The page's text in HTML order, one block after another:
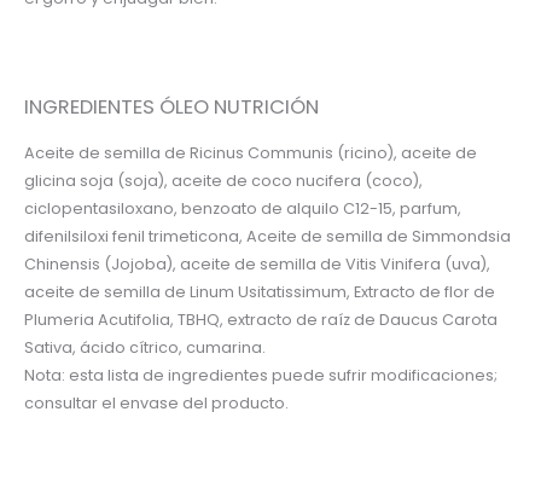
INGREDIENTES ÓLEO NUTRICIÓN
Aceite de semilla de Ricinus Communis (ricino), aceite de
glicina soja (soja), aceite de coco nucifera (coco),
ciclopentasiloxano, benzoato de alquilo C12-15, parfum,
difenilsiloxi fenil trimeticona, Aceite de semilla de Simmondsia
Chinensis (Jojoba), aceite de semilla de Vitis Vinifera (uva),
aceite de semilla de Linum Usitatissimum, Extracto de flor de
Plumeria Acutifolia, TBHQ, extracto de raíz de Daucus Carota
Sativa, ácido cítrico, cumarina.
Nota: esta lista de ingredientes puede sufrir modificaciones;
consultar el envase del producto.